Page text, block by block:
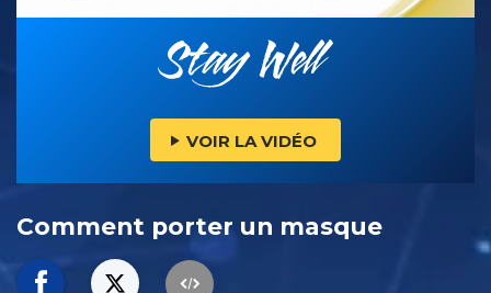
VOIR LA VIDÉO
Comment porter un masque